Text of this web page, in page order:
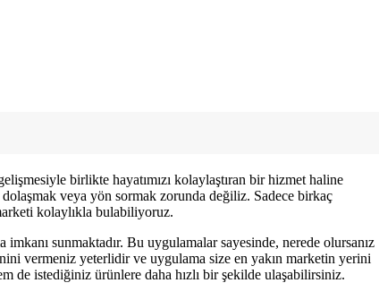
birlikte hayatımızı kolaylaştıran bir hizmet haline
veya yön sormak zorunda değiliz. Sadece birkaç
kolaylıkla bulabiliyoruz.
sunmaktadır. Bu uygulamalar sayesinde, nerede olursanız
vermeniz yeterlidir ve uygulama size en yakın marketin yerini
de istediğiniz ürünlere daha hızlı bir şekilde ulaşabilirsiniz.